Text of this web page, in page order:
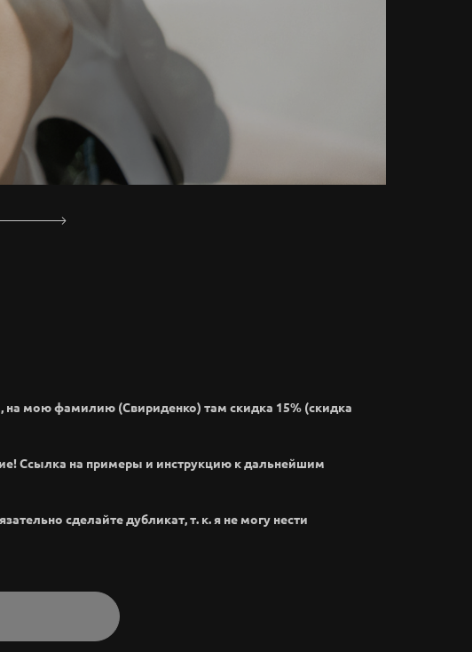
на мою фамилию (Свириденко) там скидка 15% (скидка
Ссылка на примеры и инструкцию к дальнейшим
сделайте дубликат, т. к. я не могу нести